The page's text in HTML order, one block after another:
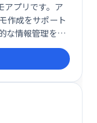
プリです。ア
作成をサポート
な情報管理を実
ーフェースで、
イデアを形に
ださい。